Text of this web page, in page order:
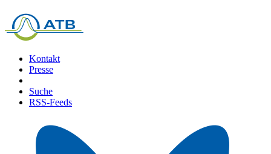
Kontakt
Presse
Suche
RSS-Feeds